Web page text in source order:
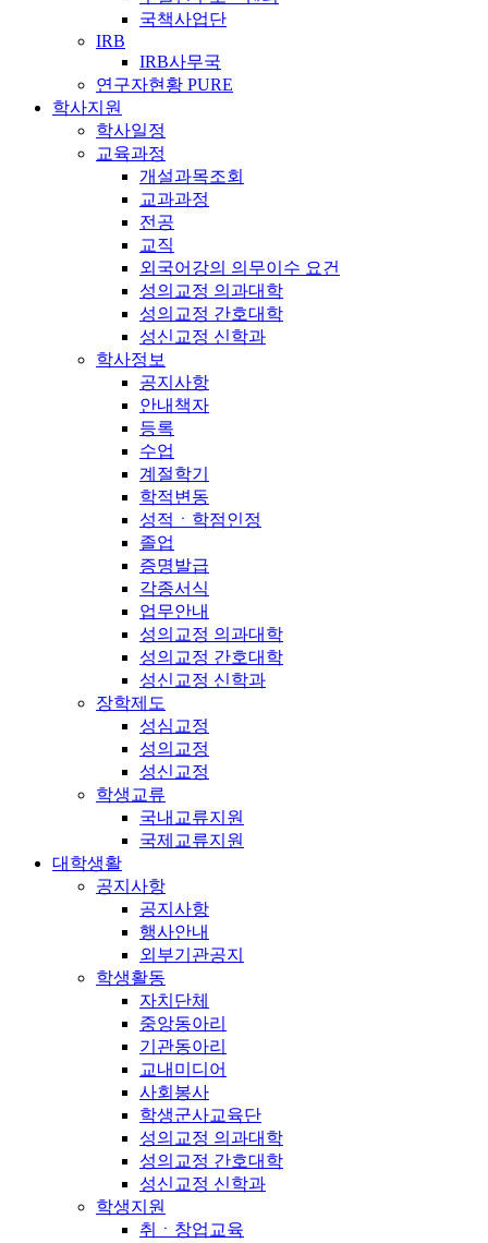
국책사업단
IRB
IRB사무국
연구자현황 PURE
학사지원
학사일정
교육과정
개설과목조회
교과과정
전공
교직
외국어강의 의무이수 요건
성의교정 의과대학
성의교정 간호대학
성신교정 신학과
학사정보
공지사항
안내책자
등록
수업
계절학기
학적변동
성적ㆍ학점인정
졸업
증명발급
각종서식
업무안내
성의교정 의과대학
성의교정 간호대학
성신교정 신학과
장학제도
성심교정
성의교정
성신교정
학생교류
국내교류지원
국제교류지원
대학생활
공지사항
공지사항
행사안내
외부기관공지
학생활동
자치단체
중앙동아리
기관동아리
교내미디어
사회봉사
학생군사교육단
성의교정 의과대학
성의교정 간호대학
성신교정 신학과
학생지원
취ㆍ창업교육